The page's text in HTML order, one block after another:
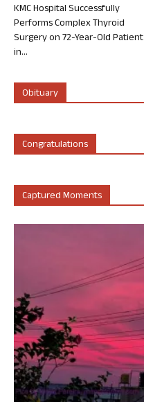
KMC Hospital Successfully
Performs Complex Thyroid
Surgery on 72-Year-Old Patient
in...
Obituary
Congratulations
Captured Moments